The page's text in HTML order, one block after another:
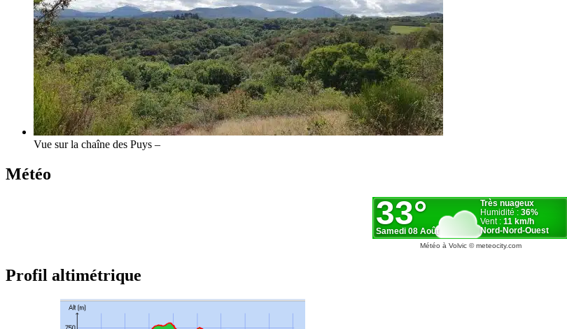
Vue sur la chaîne des Puys –
Météo
Météo à Volvic© meteocity.com
Profil altimétrique